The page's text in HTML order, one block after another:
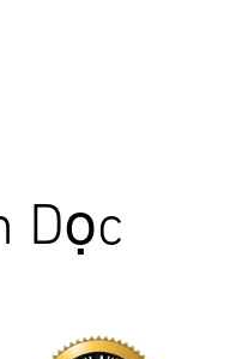
Dọc